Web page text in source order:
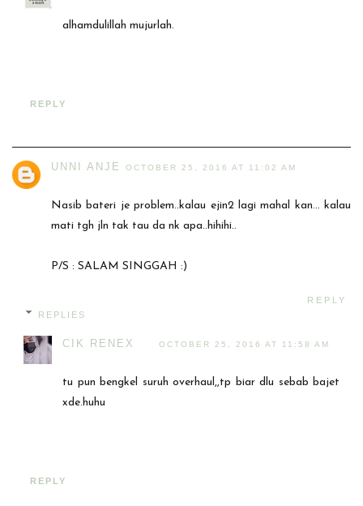
alhamdulillah mujurlah.
REPLY
UNNI ANJE OCTOBER 25, 2016 AT 11:02 AM
Nasib bateri je problem..kalau ejin2 lagi mahal kan... kalau
mati tgh jln tak tau da nk apa..hihihi..
P/S : SALAM SINGGAH :)
REPLY
REPLIES
CIK RENEX OCTOBER 25, 2016 AT 11:58 AM
tu pun bengkel suruh overhaul,,tp biar dlu sebab bajet
xde.huhu
REPLY